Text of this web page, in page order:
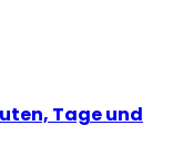
Tage und